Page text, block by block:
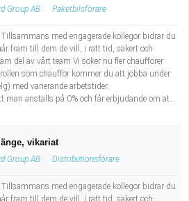
Group AB Paketbilsförare
med engagerade kollegor bidrar du
fram till dem de vill, i rätt tid, säkert och
del av vårt team Vi söker nu fler chaufförer
som chaufför kommer du att jobba under
med varierande arbetstider.
man anställs på 0% och får erbjudande om at...
vikariat
Group AB Distributionsförare
med engagerade kollegor bidrar du
fram till dem de vill, i rätt tid, säkert och